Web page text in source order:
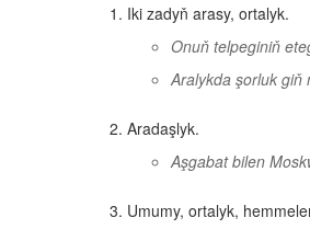
Iki zadyň arasy, ortalyk.
Onuň telpeginiň
Aralykda şorluk giň
Aradaşlyk.
Aşgabat bilen
Umumy, ortalyk,